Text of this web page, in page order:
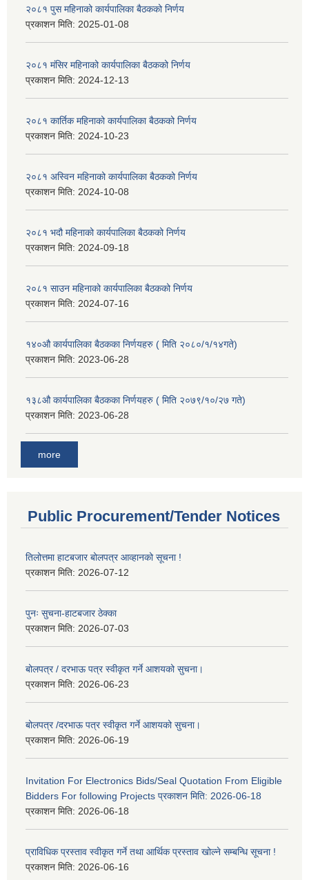
२०८१ पुस महिनाको कार्यपालिका बैठकको निर्णय
प्रकाशन मिति: 2025-01-08
२०८१ मंसिर महिनाको कार्यपालिका बैठकको निर्णय
प्रकाशन मिति: 2024-12-13
२०८१ कार्तिक महिनाको कार्यपालिका बैठकको निर्णय
प्रकाशन मिति: 2024-10-23
२०८१ अस्विन महिनाको कार्यपालिका बैठकको निर्णय
प्रकाशन मिति: 2024-10-08
२०८१ भदौ महिनाको कार्यपालिका बैठकको निर्णय
प्रकाशन मिति: 2024-09-18
२०८१ साउन महिनाको कार्यपालिका बैठकको निर्णय
प्रकाशन मिति: 2024-07-16
१४०औ कार्यपालिका बैठकका निर्णयहरु ( मिति २०८०/१/१४गते)
प्रकाशन मिति: 2023-06-28
१३८औ कार्यपालिका बैठकका निर्णयहरु ( मिति २०७९/१०/२७ गते)
प्रकाशन मिति: 2023-06-28
more
Public Procurement/Tender Notices
तिलोत्तमा हाटबजार बोलपत्र आव्हानको सूचना !
प्रकाशन मिति: 2026-07-12
पुनः सुचना-हाटबजार ठेक्का
प्रकाशन मिति: 2026-07-03
बोलपत्र / दरभाऊ पत्र स्वीकृत गर्ने आशयको सुचना।
प्रकाशन मिति: 2026-06-23
बोलपत्र /दरभाऊ पत्र स्वीकृत गर्ने आशयको सुचना।
प्रकाशन मिति: 2026-06-19
Invitation For Electronics Bids/Seal Quotation From Eligible
Bidders For following Projects प्रकाशन मिति: 2026-06-18
प्रकाशन मिति: 2026-06-18
प्राविधिक प्रस्ताव स्वीकृत गर्ने तथा आर्थिक प्रस्ताव खोल्ने सम्बन्धि सूचना !
प्रकाशन मिति: 2026-06-16